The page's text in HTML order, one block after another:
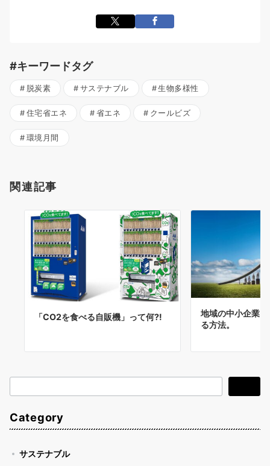
#キーワードタグ
脱炭素 サステナブル 生物多様性
住宅省エネ 省エネ クールビズ
環境月間
関連記事
「CO2を食べる自販機」って何⁈
地域の中小企業
る方法。
索
Category
サステナブル